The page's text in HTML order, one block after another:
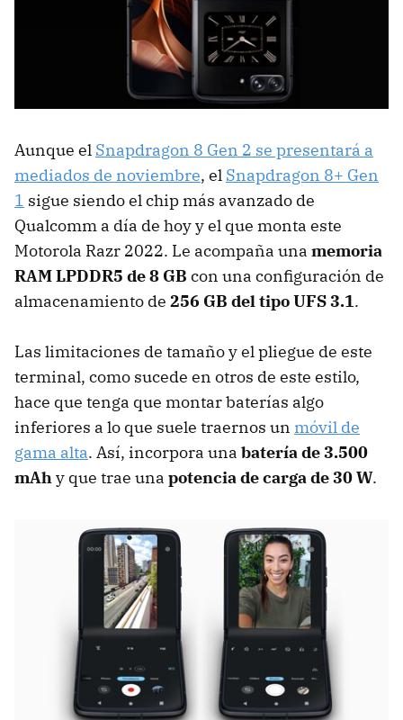
Aunque el Snapdragon 8 Gen 2 se presentará a
mediados de noviembre, el Snapdragon 8+ Gen
1 sigue siendo el chip más avanzado de
Qualcomm a día de hoy y el que monta este
Motorola Razr 2022. Le acompaña una memoria
RAM LPDDR5 de 8 GB con una configuración de
almacenamiento de 256 GB del tipo UFS 3.1.
Las limitaciones de tamaño y el pliegue de este
terminal, como sucede en otros de este estilo,
hace que tenga que montar baterías algo
inferiores a lo que suele traernos un móvil de
gama alta. Así, incorpora una batería de 3.500
mAhy que trae una potencia de carga de 30 W.